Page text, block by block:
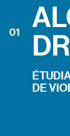
01
DE